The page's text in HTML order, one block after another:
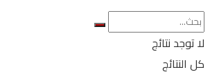
لا توجد نتائج
كل النتائج